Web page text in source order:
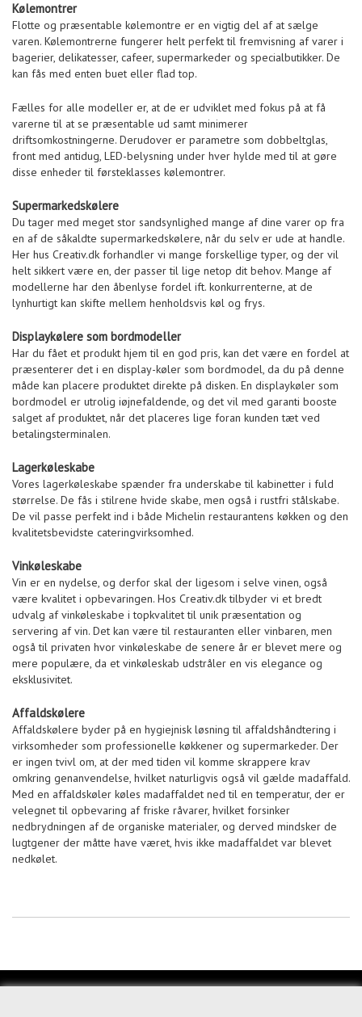
Kølemontrer
Flotte og præsentable kølemontre er en vigtig del af at sælge
varen. Kølemontrerne fungerer helt perfekt til fremvisning af varer i
bagerier, delikatesser, cafeer, supermarkeder og specialbutikker. De
kan fås med enten buet eller flad top.
Fælles for alle modeller er, at de er udviklet med fokus på at få
varerne til at se præsentable ud samt minimerer
driftsomkostningerne. Derudover er parametre som dobbeltglas,
front med antidug, LED-belysning under hver hylde med til at gøre
disse enheder til førsteklasses kølemontrer.
Supermarkedskølere
Du tager med meget stor sandsynlighed mange af dine varer op fra
en af de såkaldte supermarkedskølere, når du selv er ude at handle.
Her hus Creativ.dk forhandler vi mange forskellige typer, og der vil
helt sikkert være en, der passer til lige netop dit behov. Mange af
modellerne har den åbenlyse fordel ift. konkurrenterne, at de
lynhurtigt kan skifte mellem henholdsvis køl og frys.
Displaykølere som bordmodeller
Har du fået et produkt hjem til en god pris, kan det være en fordel at
præsenterer det i en display-køler som bordmodel, da du på denne
måde kan placere produktet direkte på disken. En displaykøler som
bordmodel er utrolig iøjnefaldende, og det vil med garanti booste
salget af produktet, når det placeres lige foran kunden tæt ved
betalingsterminalen.
Lagerkøleskabe
Vores lagerkøleskabe spænder fra underskabe til kabinetter i fuld
størrelse. De fås i stilrene hvide skabe, men også i rustfri stålskabe.
De vil passe perfekt ind i både Michelin restaurantens køkken og den
kvalitetsbevidste cateringvirksomhed.
Vinkøleskabe
Vin er en nydelse, og derfor skal der ligesom i selve vinen, også
være kvalitet i opbevaringen. Hos Creativ.dk tilbyder vi et bredt
udvalg af vinkøleskabe i topkvalitet til unik præsentation og
servering af vin. Det kan være til restauranten eller vinbaren, men
også til privaten hvor vinkøleskabe de senere år er blevet mere og
mere populære, da et vinkøleskab udstråler en vis elegance og
eksklusivitet.
Affaldskølere
Affaldskølere byder på en hygiejnisk løsning til affaldshåndtering i
virksomheder som professionelle køkkener og supermarkeder. Der
er ingen tvivl om, at der med tiden vil komme skrappere krav
omkring genanvendelse, hvilket naturligvis også vil gælde madaffald.
Med en affaldskøler køles madaffaldet ned til en temperatur, der er
velegnet til opbevaring af friske råvarer, hvilket forsinker
nedbrydningen af de organiske materialer, og derved mindsker de
lugtgener der måtte have været, hvis ikke madaffaldet var blevet
nedkølet.